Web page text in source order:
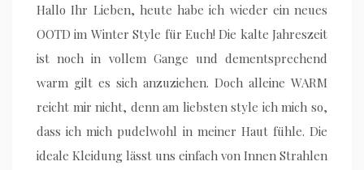
Hallo Ihr Lieben, heute habe ich wieder ein neues
OOTD im Winter Style für Euch! Die kalte Jahreszeit
ist noch in vollem Gange und dementsprechend
warm gilt es sich anzuziehen. Doch alleine WARM
reicht mir nicht, denn am liebsten style ich mich so,
dass ich mich pudelwohl in meiner Haut fühle. Die
ideale Kleidung lässt uns einfach von Innen Strahlen